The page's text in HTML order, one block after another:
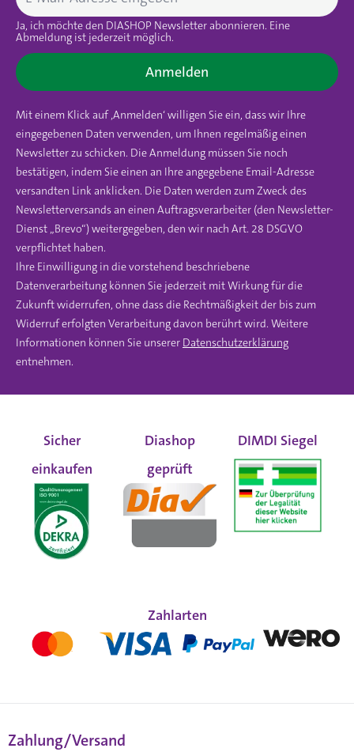
Ja, ich möchte den DIASHOP Newsletter abonnieren. Eine
Abmeldung ist jederzeit möglich.
Anmelden
Mit einem Klick auf ‚Anmelden‘ willigen Sie ein, dass wir Ihre
eingegebenen Daten verwenden, um Ihnen regelmäßig einen
Newsletter zu schicken. Die Anmeldung müssen Sie noch
bestätigen, indem Sie einen an Ihre angegebene Email-Adresse
versandten Link anklicken. Die Daten werden zum Zweck des
Newsletterversands an einen Auftragsverarbeiter (den Newsletter-
Dienst „Brevo“) weitergegeben, den wir nach Art. 28 DSGVO
verpflichtet haben.
Ihre Einwilligung in die vorstehend beschriebene
Datenverarbeitung können Sie jederzeit mit Wirkung für die
Zukunft widerrufen, ohne dass die Rechtmäßigkeit der bis zum
Widerruf erfolgten Verarbeitung davon berührt wird. Weitere
Informationen können Sie unserer Datenschutzerklärung
entnehmen.
Sicher
einkaufen
Diashop
geprüft
DIMDI Siegel
Zahlarten
Zahlung/Versand